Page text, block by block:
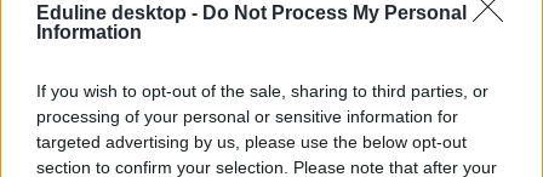
Eduline desktop - Do Not Process My Personal
Information
If you wish to opt-out of the sale, sharing to third parties, or
processing of your personal or sensitive information for
targeted advertising by us, please use the below opt-out
section to confirm your selection. Please note that after your